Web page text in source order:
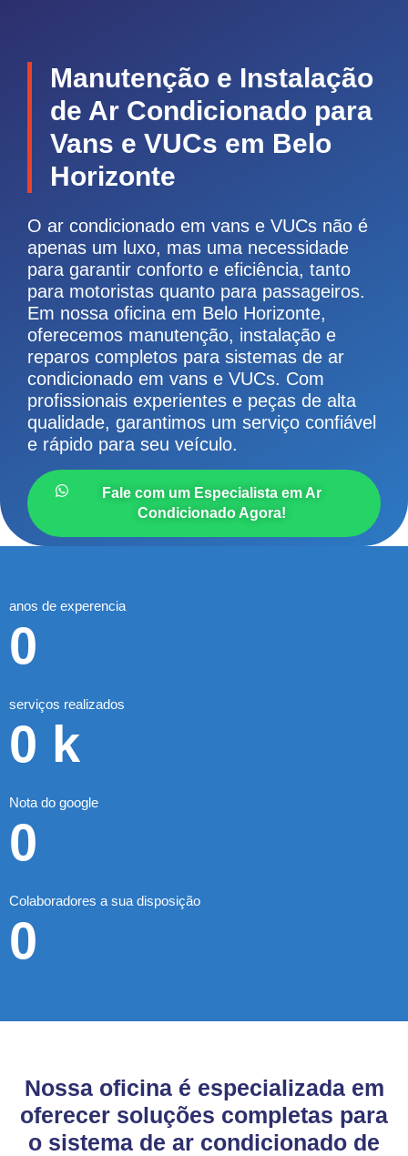
Manutenção e Instalação
de Ar Condicionado para
Vans e VUCs em Belo
Horizonte
O ar condicionado em vans e VUCs não é
apenas um luxo, mas uma necessidade
para garantir conforto e eficiência, tanto
para motoristas quanto para passageiros.
Em nossa oficina em Belo Horizonte,
oferecemos manutenção, instalação e
reparos completos para sistemas de ar
condicionado em vans e VUCs. Com
profissionais experientes e peças de alta
qualidade, garantimos um serviço confiável
e rápido para seu veículo.
Fale com um Especialista em Ar
Condicionado Agora!
anos de experencia
0
serviços realizados
0 k
Nota do google
0
Colaboradores a sua disposição
0
Nossa oficina é especializada em
oferecer soluções completas para
o sistema de ar condicionado de